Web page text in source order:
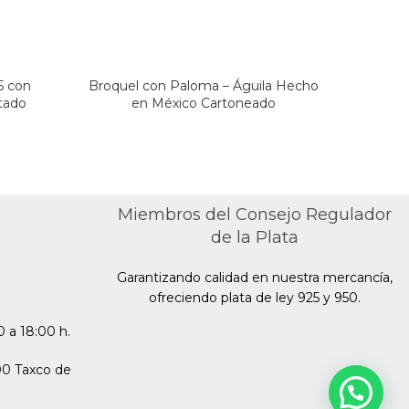
con
Broquel con Paloma – Águila Hecho
en México Cartoneado
a 18:00 h.
Taxco de
Miembros del Consejo Regulador
de la Plata
Garantizando calidad en nuestra mercancía,
ofreciendo plata de ley 925 y 950.